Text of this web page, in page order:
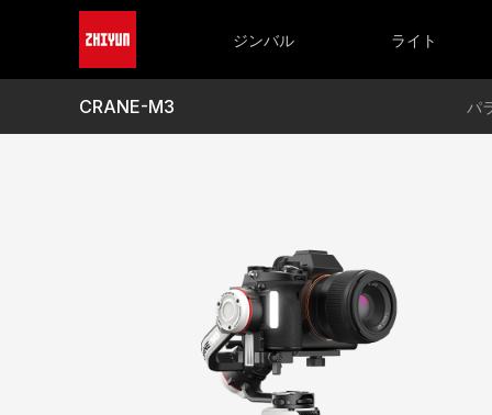
ジンバル
CRANE-M 3S
ライト
FIVERAY M40 SE
FIVERAY M20C/M20
FIVERAY V60
CRANE-M3 パ